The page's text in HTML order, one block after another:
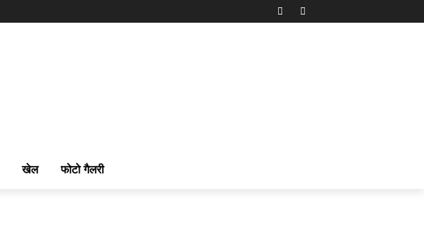
खेल फोटो गैलरी